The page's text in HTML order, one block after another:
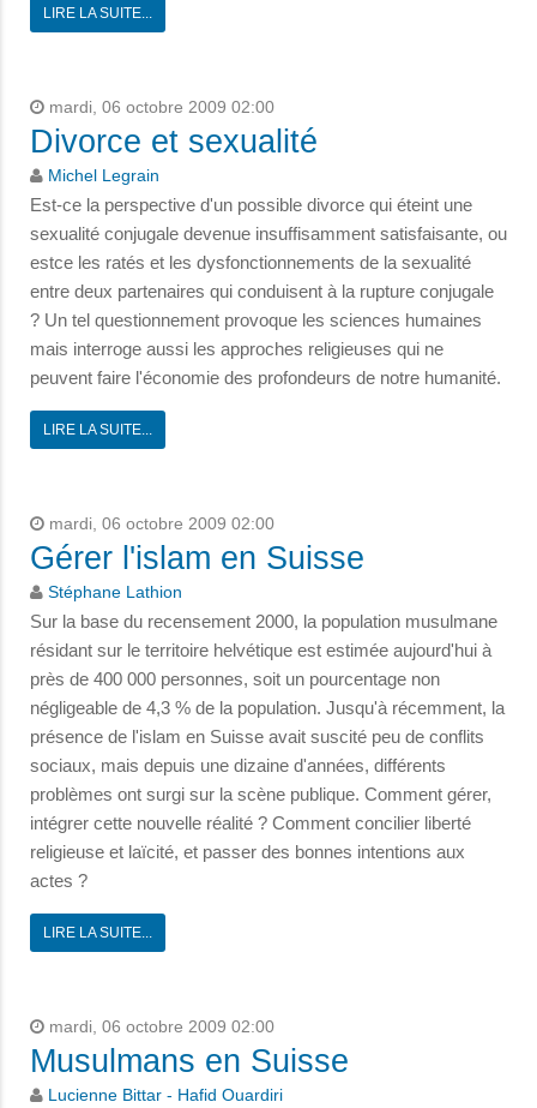
LIRE LA SUITE...
mardi, 06 octobre 2009 02:00
Divorce et sexualité
Michel Legrain
Est-ce la perspective d'un possible divorce qui éteint une
sexualité conjugale devenue insuffisamment satisfaisante, ou
estce les ratés et les dysfonctionnements de la sexualité
entre deux partenaires qui conduisent à la rupture conjugale
? Un tel questionnement provoque les sciences humaines
mais interroge aussi les approches religieuses qui ne
peuvent faire l'économie des profondeurs de notre humanité.
LIRE LA SUITE...
mardi, 06 octobre 2009 02:00
Gérer l'islam en Suisse
Stéphane Lathion
Sur la base du recensement 2000, la population musulmane
résidant sur le territoire helvétique est estimée aujourd'hui à
près de 400 000 personnes, soit un pourcentage non
négligeable de 4,3 % de la population. Jusqu'à récemment, la
présence de l'islam en Suisse avait suscité peu de conflits
sociaux, mais depuis une dizaine d'années, différents
problèmes ont surgi sur la scène publique. Comment gérer,
intégrer cette nouvelle réalité ? Comment concilier liberté
religieuse et laïcité, et passer des bonnes intentions aux
actes ?
LIRE LA SUITE...
mardi, 06 octobre 2009 02:00
Musulmans en Suisse
Lucienne Bittar - Hafid Ouardiri